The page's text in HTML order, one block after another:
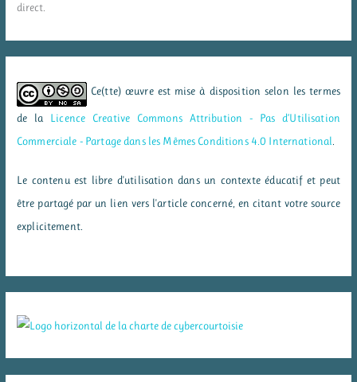
direct.
Ce(tte) œuvre est mise à disposition selon les termes
de la Licence Creative Commons Attribution - Pas d’Utilisation
Commerciale - Partage dans les Mêmes Conditions 4.0 International.
Le contenu est libre d'utilisation dans un contexte éducatif et peut
être partagé par un lien vers l'article concerné, en citant votre source
explicitement.